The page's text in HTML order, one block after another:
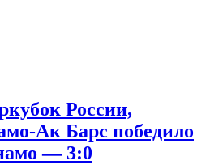
России,
Ак Барс победило
— 3:0